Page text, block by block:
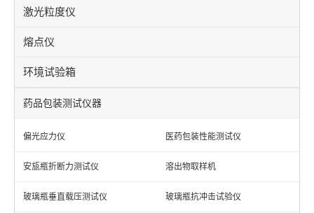
激光粒度仪
熔点仪
环境试验箱
药品包装测试仪器
偏光应力仪 医药包装性能测试仪
安瓬瓶折断力测试仪 溶出物取样机
玻璃瓶垂直载压测试仪 玻璃瓶抗冲击试验仪